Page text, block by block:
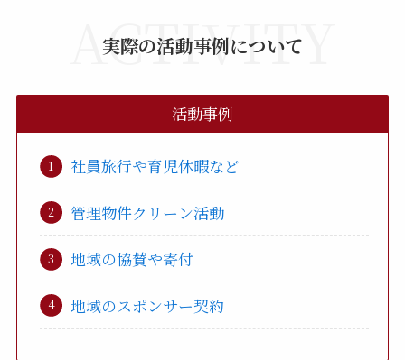
実際の活動事例について
ACTIVITY
活動事例
社員旅行や育児休暇など
管理物件クリーン活動
地域の協賛や寄付
地域のスポンサー契約